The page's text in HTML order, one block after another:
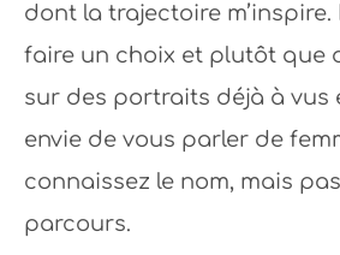
dont la trajectoire
faire un choix et plutôt que
sur des portraits déjà à vus
envie de vous parler de
connaissez le nom, mais
parcours.